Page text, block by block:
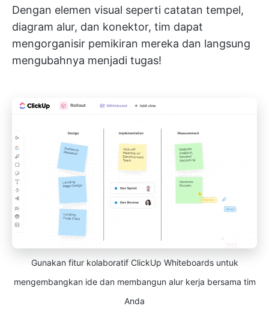
Dengan elemen visual seperti catatan tempel,
diagram alur, dan konektor, tim dapat
mengorganisir pemikiran mereka dan langsung
mengubahnya menjadi tugas!
Gunakan fitur kolaboratif ClickUp Whiteboards untuk
mengembangkan ide dan membangun alur kerja bersama tim
Anda